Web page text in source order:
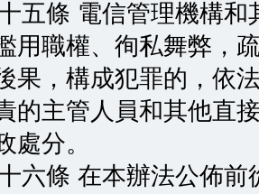
五條 電信管理機構和
用職權、徇私舞弊，
果，構成犯罪的，依
的主管人員和其他直
處分。
六條 在本辦法公佈前